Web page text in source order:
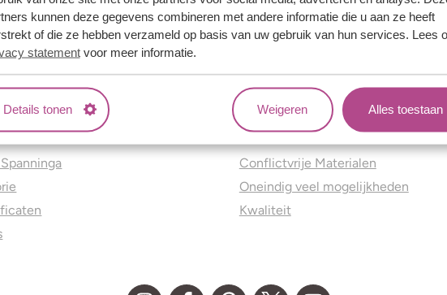
kunnen deze gegevens combineren met andere informatie die u aan ze heeft
of die ze hebben verzameld op basis van uw gebruik van hun services. Lees
statementvoor meer informatie.
Details tonen Weigeren Alles toestaan
ons Jouw voordelen
Conflictvrije Materialen
Oneindig veel mogelijkheden
Kwaliteit